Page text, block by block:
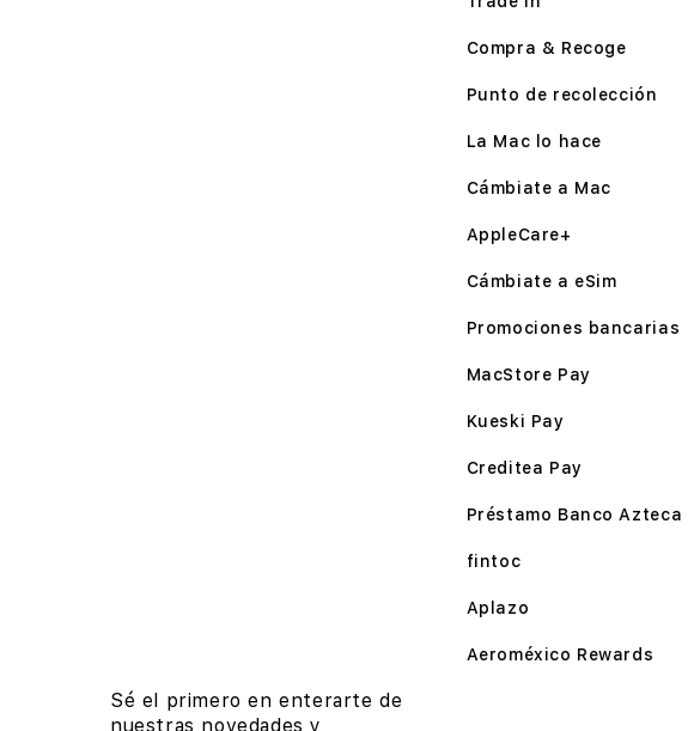
Compra & Recoge
Punto de recolección
La Mac lo hace
Cámbiate a Mac
AppleCare+
Cámbiate a eSim
Promociones bancarias
MacStore Pay
Kueski Pay
Creditea Pay
Préstamo Banco Azteca
fintoc
Aplazo
Aeroméxico Rewards
Sé el primero en enterarte de
nuestras novedades y